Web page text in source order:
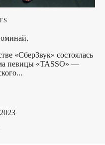
«СберЗвук» состоялась
певицы «TASSO» —